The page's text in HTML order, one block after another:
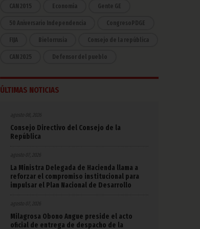
CAN 2015 Economía Gente GE
50 Aniversario Independencia CongresoPDGE
FIJA Bielorrusia Consejo de la república
CAN 2025 Defensor del pueblo
ÚLTIMAS NOTICIAS
agosto 08, 2026
Consejo Directivo del Consejo de la
República
agosto 07, 2026
La Ministra Delegada de Hacienda llama a
reforzar el compromiso institucional para
impulsar el Plan Nacional de Desarrollo
agosto 07, 2026
Milagrosa Obono Angue preside el acto
oficial de entrega de despacho de la